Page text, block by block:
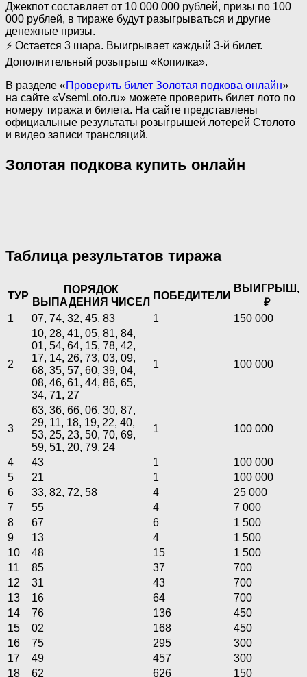
Джекпот составляет от 10 000 000 рублей, призы по 100
000 рублей, в тираже будут разыгрываться и другие
денежные призы.
⚡ Остается 3 шара. Выигрывает каждый 3-й билет.
Дополнительный розыгрыш «Копилка».
В разделе «Проверить билет Золотая подкова онлайн»
на сайте «VsemLoto.ru» можете проверить билет лото по
номеру тиража и билета. На сайте представлены
официальные результаты розыгрышей лотерей Столото
и видео записи трансляций.
Золотая подкова купить онлайн
Таблица результатов тиража
ТУР
ПОРЯДОК
ВЫПАДЕНИЯ ЧИСЕЛ
ПОБЕДИТЕЛИ
ВЫИГРЫШ,
₽
1
07, 74, 32, 45, 83 1 150 000
2
10, 28, 41, 05, 81, 84,
01, 54, 64, 15, 78, 42,
17, 14, 26, 73, 03, 09,
68, 35, 57, 60, 39, 04,
08, 46, 61, 44, 86, 65,
34, 71, 27
1 100 000
3
63, 36, 66, 06, 30, 87,
29, 11, 18, 19, 22, 40,
53, 25, 23, 50, 70, 69,
59, 51, 20, 79, 24
1 100 000
4 43 1
100 000
5
21 1
100 000
6
33, 82, 72, 58 4
25 000
7
55 4
7 000
8
67 6
1 500
9
13 4
1 500
10
48 15
1 500
11
85 37
700
12
31 43
700
13
16 64
700
14
76 136
450
15
02 168
450
16
75 295
300
17
49 457
300
18
62 626 150